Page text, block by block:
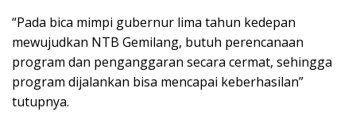
“Pada bica mimpi gubernur lima tahun kedepan
mewujudkan NTB Gemilang, butuh perencanaan
program dan penganggaran secara cermat, sehingga
program dijalankan bisa mencapai keberhasilan”
tutupnya.